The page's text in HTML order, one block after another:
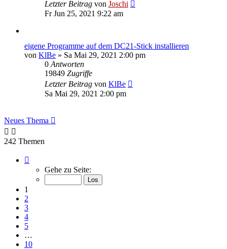
Letzter Beitrag von Joschi
Fr Jun 25, 2021 9:22 am
eigene Programme auf dem DC21-Stick installieren
von KlBe » Sa Mai 29, 2021 2:00 pm
0 Antworten
19849 Zugriffe
Letzter Beitrag von KlBe
Sa Mai 29, 2021 2:00 pm
Neues Thema
242 Themen
von
Gehe zu Seite:
1
2
3
4
5
…
10